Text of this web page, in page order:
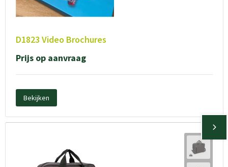
D1823 Video Brochures
Prijs op aanvraag
Bekijken